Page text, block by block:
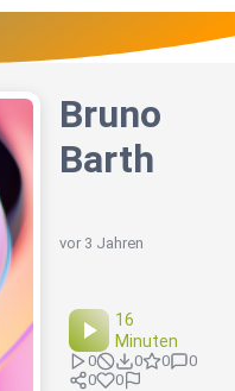
Bruno
Barth
vor 3 Jahren
16
Minuten
0 0 0
0
0
0